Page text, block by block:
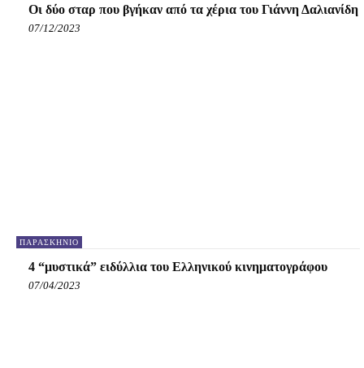
Οι δύο σταρ που βγήκαν από τα χέρια του Γιάννη Δαλιανίδη
07/12/2023
ΠΑΡΑΣΚΉΝΙΟ
4 “μυστικά” ειδύλλια του Ελληνικού κινηματογράφου
07/04/2023